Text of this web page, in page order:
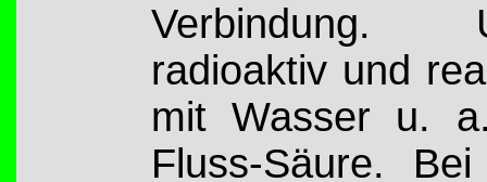
Verbindung.
radioaktiv und
mit Wasser u.
Fluss-Säure.